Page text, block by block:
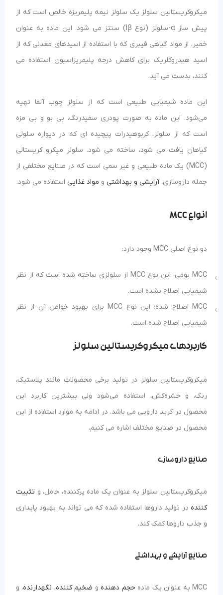
میکروکریستالین سلولز یک سلولز نیمه پلیمریزه خالص است که از
پیش ساز α-سلولز (نوع Iβ) سنتز می شود. این ماده به عنوان
خمیر، از مواد گیاهی فیبری که با استفاده از اسیدهای معدنی که از
اسید هیدروکلریک برای کاهش درجه پلیمریزاسیون استفاده می
کنند، بدست می آید.
این ماده شیمیایی طبیعی است که از سلولز چوب آلفا تهیه
می‌شود. این ماده به صورت پودری سفیدرنگ، بی بو و بی مزه
است که از سلولز، کربوهیدرات پیچیده ای که در دیواره سلولی
گیاهان یافت می شود، ساخته می شود. سلولز میکرو کریستالی
(MCC) یک ماده طبیعی و غیر سمی است که در صنایع مختلفی از
جمله داروسازی،آرایشی و بهداشتی و مواد غذایی استفاده می شود.
انواع MCC
دو نوع اصلی MCC وجود دارد:
MCC بومی: این نوع MCC از سلولزی ساخته شده است که از نظر
شیمیایی اصلاح نشده است.
MCC اصلاح شده: این نوع MCC برای بهبود خواص آن از نظر
شیمیایی اصلاح شده است.
کاربردهای میکروکریستالین سلولز
میکروکریستالین سلولز در تولید برخی محصولات مانند پلاستیک،
رنگ، و حشره‌کش، استفاده می‌شود ولی بیشترین کاربرد این
محصول در گرید دارویی می باشد. در ادامه به موارد استفاده از این
محصول در صنایع مختلف اشاره می کنیم.
صنایع داروسازی
میکروکریستالین سلولز به عنوان یک ماده پرکننده، حامل، و تثبیت
کننده در تولید داروها استفاده شده که می تواند به بهبود پایداری
و جذب داروها کمک کند.
صنایع آرایشی و بهداشتی
MCC به عنوان یک ماده حجم دهنده و ضخیم کننده، نگهدارنده، و